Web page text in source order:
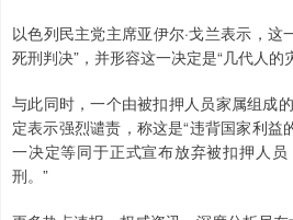
以色列民主党主席亚伊尔·戈兰表示，这
死刑判决”，并形容这一决定是“几代人的
与此同时，一个由被扣押人员家属组成
定表示强烈谴责，称这是“违背国家利益
一决定等同于正式宣布放弃被扣押人
刑。”